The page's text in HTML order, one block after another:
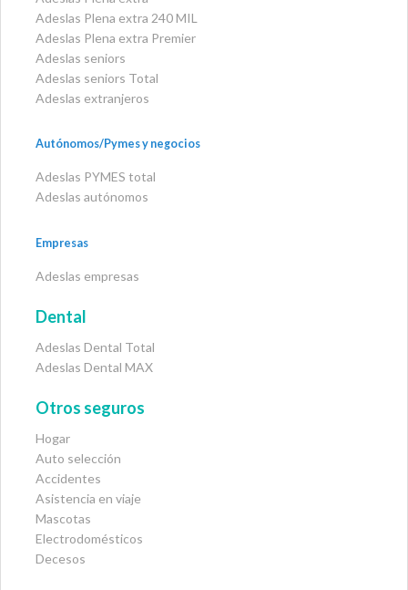
Adeslas Plena extra 240 MIL
Adeslas Plena extra Premier
Adeslas seniors
Adeslas seniors Total
Adeslas extranjeros
Autónomos/Pymes y negocios
Adeslas PYMES total
Adeslas autónomos
Empresas
Adeslas empresas
Dental
Adeslas Dental Total
Adeslas Dental MAX
Otros seguros
Hogar
Auto selección
Accidentes
Asistencia en viaje
Mascotas
Electrodomésticos
Decesos